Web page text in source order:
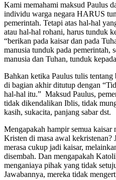
Kami memahami maksud Paulus
individu warga negara HARUS
pemerintah. Tetapi atas hal-hal
atau hal-hal rohani, harus tunduk
“berikan pada kaisar dan pada
manusia tunduk pada pemerintah,
manusia dan Tuhan, tunduk
Bahkan ketika Paulus tulis
di bagian akhir ditutup dengan
hal-hal itu.” Maksud Paulus,
tidak dikendalikan Iblis, tidak
kasih, sukacita, panjang sabar dst.
Mengapakah hampir semua kaisar
Kristen di masa awal kekristenan?
merasa cukup jadi kaisar,
disembah. Dan mengapakah
menganiaya pihak yang tidak
Jawabannya, mereka tidak